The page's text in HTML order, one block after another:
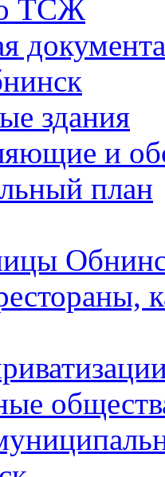
ТСЖ
здания
и
план